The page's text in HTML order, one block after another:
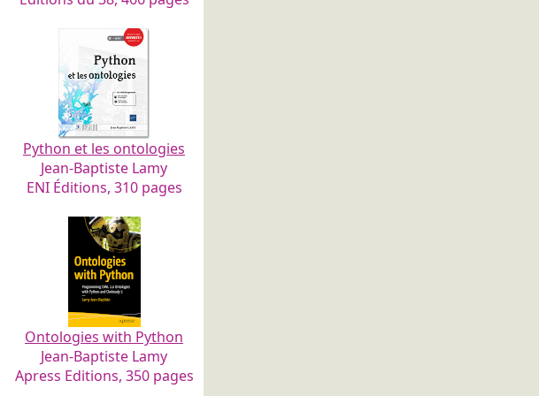
Python et les ontologies
Jean-Baptiste Lamy
ENI Éditions, 310 pages
Ontologies with Python
Jean-Baptiste Lamy
Apress Editions, 350 pages